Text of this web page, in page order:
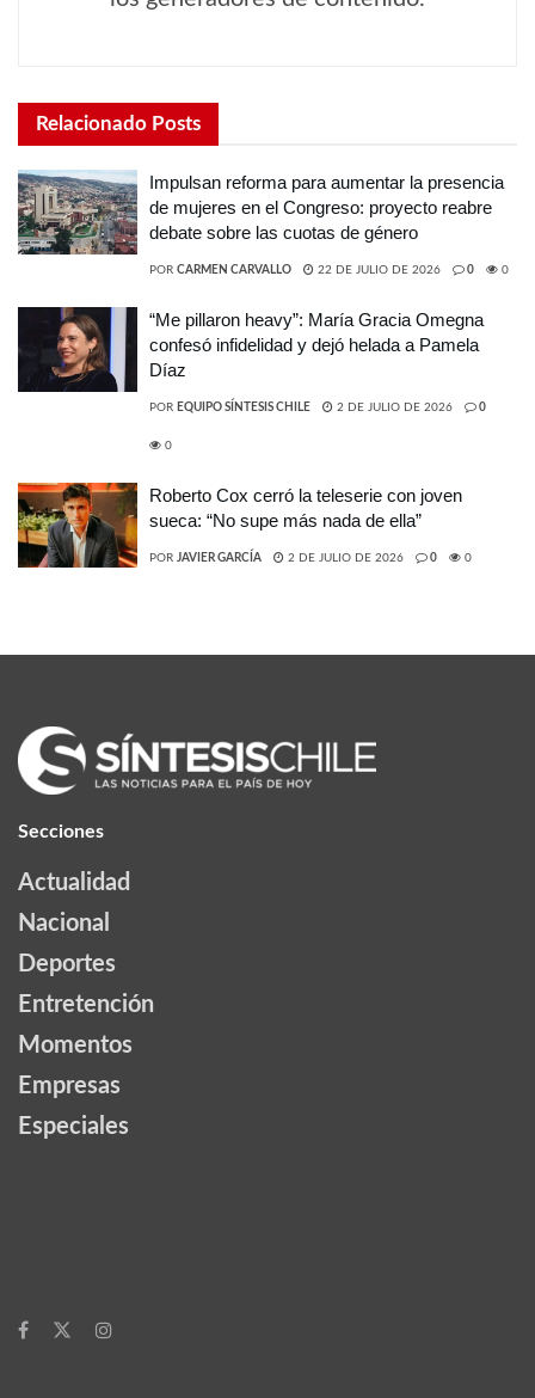
Relacionado Posts
Impulsan reforma para aumentar la presencia
de mujeres en el Congreso: proyecto reabre
debate sobre las cuotas de género
POR CARMEN CARVALLO 22 DE JULIO DE 2026 0 0
“Me pillaron heavy”: María Gracia Omegna
confesó infidelidad y dejó helada a Pamela
Díaz
POR EQUIPO SÍNTESIS CHILE 2 DE JULIO DE 2026 0
0
Roberto Cox cerró la teleserie con joven
sueca: “No supe más nada de ella”
POR JAVIER GARCÍA 2 DE JULIO DE 2026 0 0
Secciones
Actualidad
Nacional
Deportes
Entretención
Momentos
Empresas
Especiales